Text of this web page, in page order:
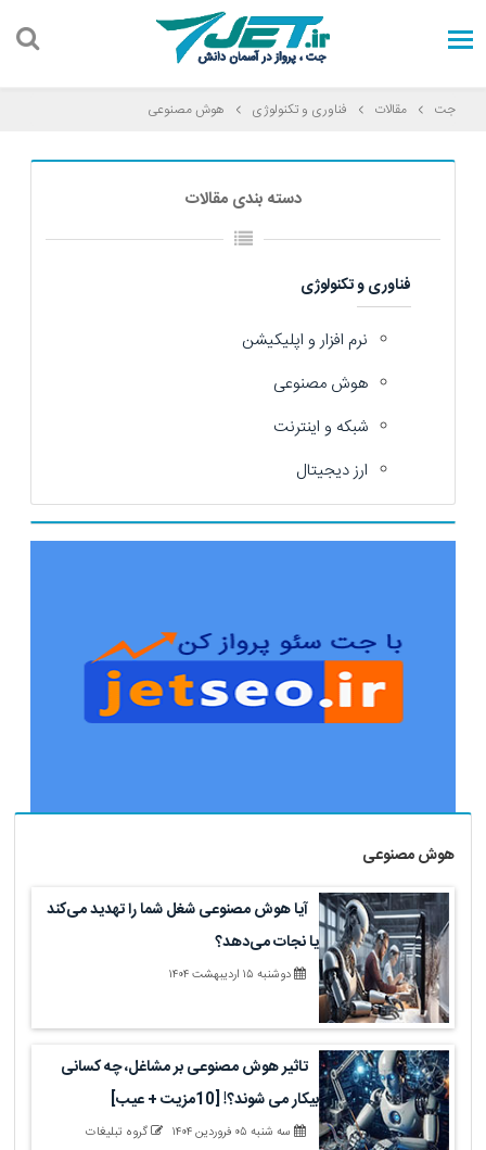
جت مقالات فناوری و تکنولوژی هوش مصنوعی
دسته بندی مقالات
فناوری و تکنولوژی
نرم افزار و اپلیکیشن
هوش مصنوعی
شبکه و اینترنت
ارز دیجیتال
هوش مصنوعی
آیا هوش مصنوعی شغل شما را تهدید می‌کند
یا نجات می‌دهد؟
دوشنبه ۱۵ اردیبهشت ۱۴۰۴
تاثیر هوش مصنوعی بر مشاغل، چه کسانی
بیکار می شوند؟! [10مزیت + عیب]
سه شنبه ۰۵ فروردین ۱۴۰۴ گروه تبلیغات